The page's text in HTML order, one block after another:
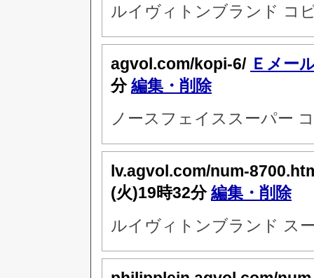
ルイヴィトンブランド コ
agvol.com/kopi-6/ Ｅメー
分編集・削除
ノースフェイススーパー
lv.agvol.com/num-
(火)19時32分編集・削除
ルイヴィトンブランド ス